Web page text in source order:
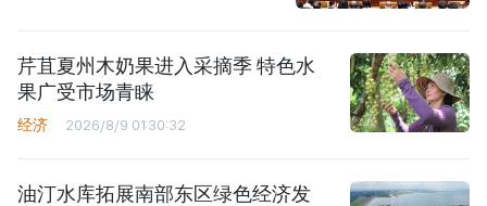
芹苴夏州木奶果进入采摘季 特色水
果广受市场青睐
经济 2026/8/9 01:30:32
油汀水库拓展南部东区绿色经济发